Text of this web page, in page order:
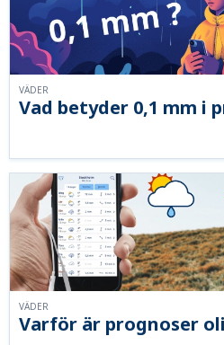
Vad betyder 0,1 mm i
VÄDER
Varför är prognoser
VÄDER